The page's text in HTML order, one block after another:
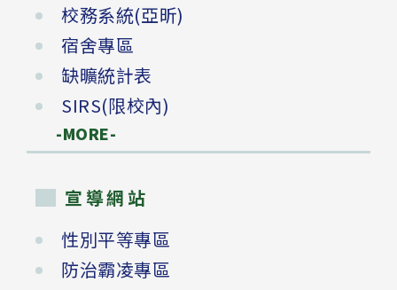
校務系統(亞昕)
宿舍專區
缺曠統計表
SIRS(限校內)
-MORE-
宣導網站
性別平等專區
防治霸凌專區